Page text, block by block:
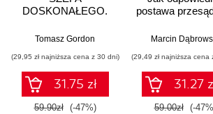
Ruth Malan
DOSKONAŁEGO.
karierą i zespołem w
hiperzmienności
Tomasz Gordon
(29,95 zł najniższa cena z 30 dni)
31.75 zł
59.90zł (-47%)
postawa
projektu
Marcin
(29,49 zł najniższa cena
31.27
59.00zł (-